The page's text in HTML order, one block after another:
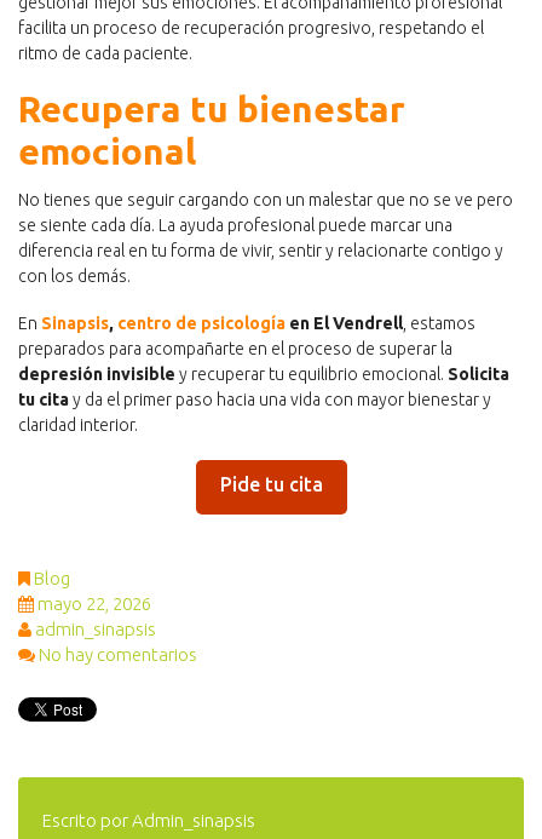
facilita un proceso de recuperación progresivo, respetando el
ritmo de cada paciente.
Recupera tu bienestar
emocional
No tienes que seguir cargando con un malestar que no se ve pero
se siente cada día. La ayuda profesional puede marcar una
diferencia real en tu forma de vivir, sentir y relacionarte contigo y
con los demás.
En Sinapsis, centro de psicología en El Vendrell, estamos
preparados para acompañarte en el proceso de superar la
depresión invisible y recuperar tu equilibrio emocional. Solicita
tu citay da el primer paso hacia una vida con mayor bienestar y
claridad interior.
Pide tu cita
Blog
mayo 22, 2026
admin_sinapsis
No hay comentarios
Escrito porAdmin_sinapsis